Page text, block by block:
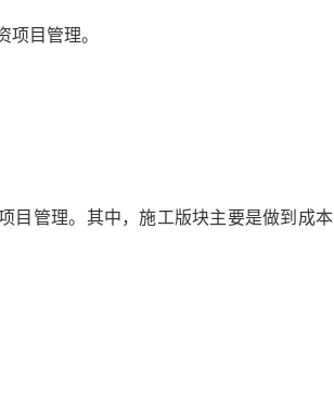
目管理。
目管理。其中，施工版块主要是做到成本